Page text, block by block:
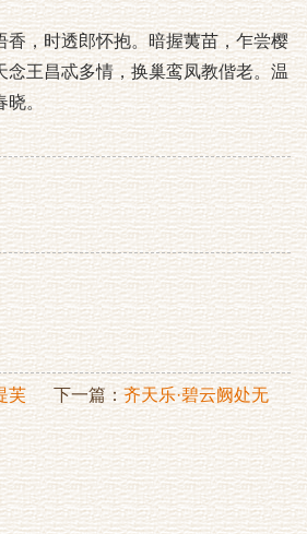
香，时透郎怀抱。暗握荑苗，乍尝樱
念王昌忒多情，换巢鸾凤教偕老。温
晓。
芙 下一篇：齐天乐·碧云阙处无
多雨